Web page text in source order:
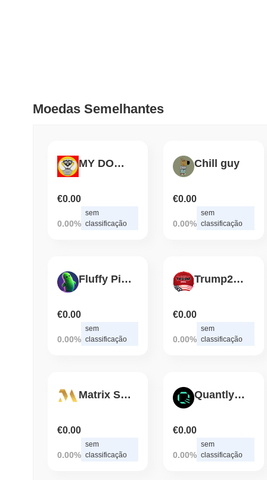
Moedas Semelhantes
MY DOG IS THE DEV
€0.00
0.00%
sem
classificação
Chill guy
€0.00
0.00%
sem
classificação
Fluffy Pickle
€0.00
0.00%
sem
classificação
Trump2024
€0.00
0.00%
sem
classificação
Matrix SmartChain
€0.00
0.00%
sem
classificação
Quantlytica
€0.00
0.00%
sem
classificação